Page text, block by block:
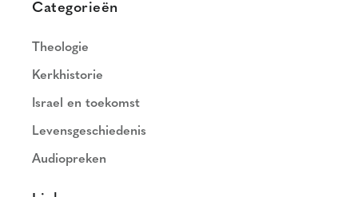
Categorieën
Theologie
Kerkhistorie
Israel en toekomst
Levensgeschiedenis
Audiopreken